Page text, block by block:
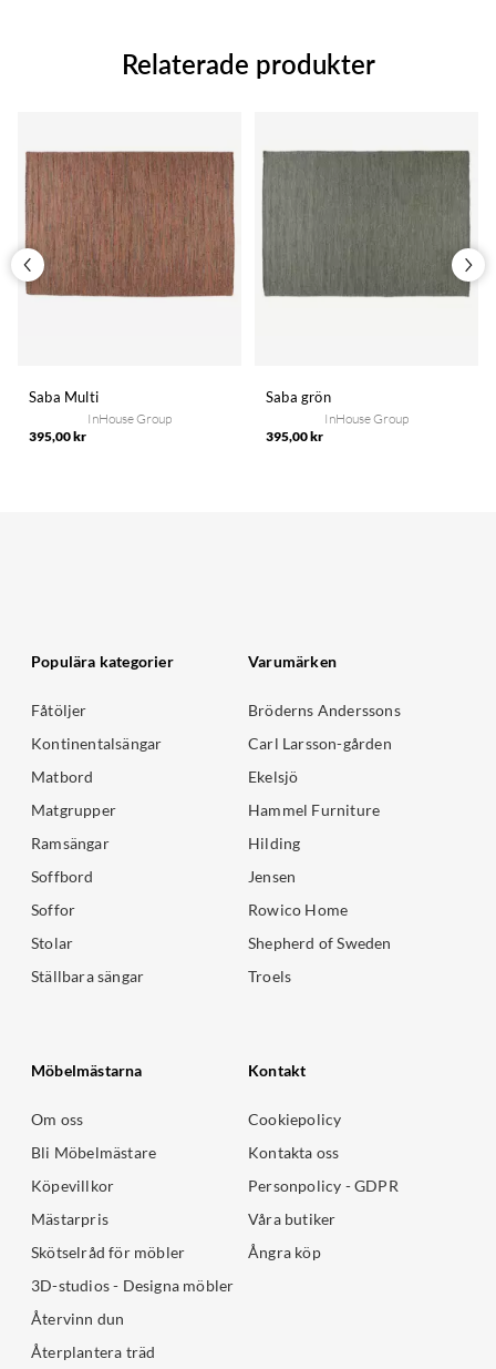
Relaterade produkter
Saba Multi
InHouse Group
395,00 kr
Saba grön
InHouse Group
395,00 kr
Populära kategorier
Fåtöljer
Kontinentalsängar
Matbord
Matgrupper
Ramsängar
Soffbord
Soffor
Stolar
Ställbara sängar
Varumärken
Bröderns Anderssons
Carl Larsson-gården
Ekelsjö
Hammel Furniture
Hilding
Jensen
Rowico Home
Shepherd of Sweden
Troels
Möbelmästarna
Om oss
Bli Möbelmästare
Köpevillkor
Mästarpris
Skötselråd för möbler
3D-studios - Designa möbler
Återvinn dun
Återplantera träd
Kontakt
Cookiepolicy
Kontakta oss
Personpolicy - GDPR
Våra butiker
Ångra köp